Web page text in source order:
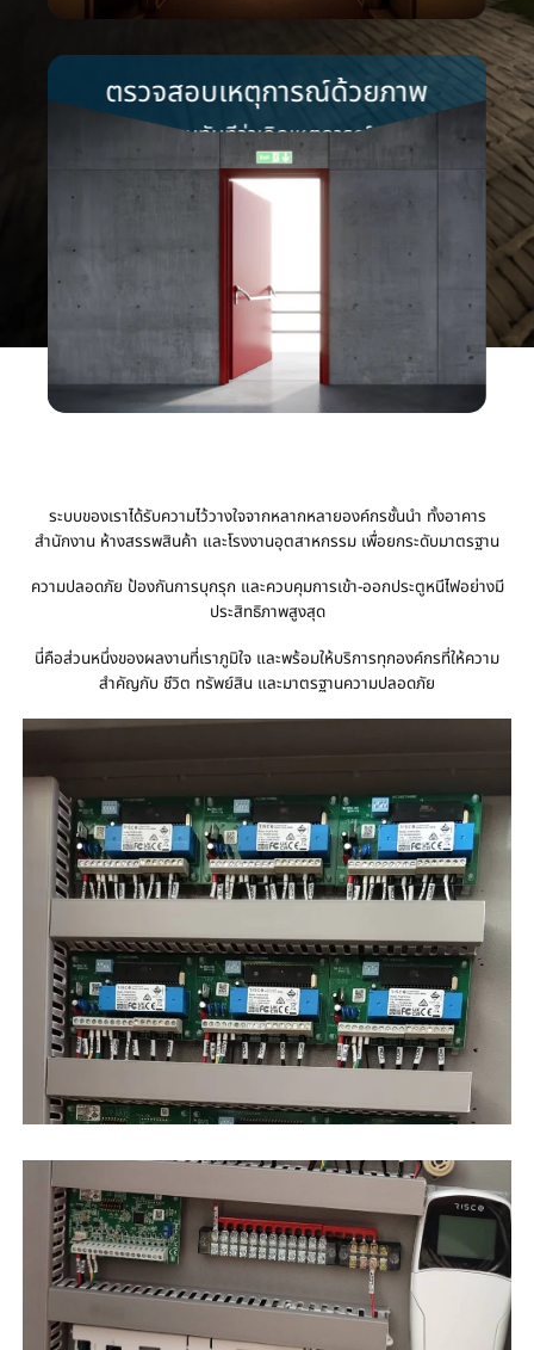
ตรวจสอบเหตุการณ์ด้วยภาพ
ให้คุณทราบทันทีว่าเกิดเหตุการณ์อะไรขึ้น
ระบบของเราได้รับความไว้วางใจจากหลากหลายองค์กรชั้นนำ ทั้งอาคาร
สำนักงาน ห้างสรรพสินค้า และโรงงานอุตสาหกรรม เพื่อยกระดับมาตรฐาน
ความปลอดภัย ป้องกันการบุกรุก และควบคุมการเข้า-ออกประตูหนีไฟอย่างมี
ประสิทธิภาพสูงสุด
นี่คือส่วนหนึ่งของผลงานที่เราภูมิใจ และพร้อมให้บริการทุกองค์กรที่ให้ความ
สำคัญกับ ชีวิต ทรัพย์สิน และมาตรฐานความปลอดภัย